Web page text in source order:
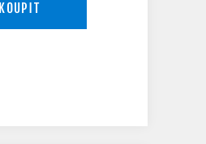
KOUPIT